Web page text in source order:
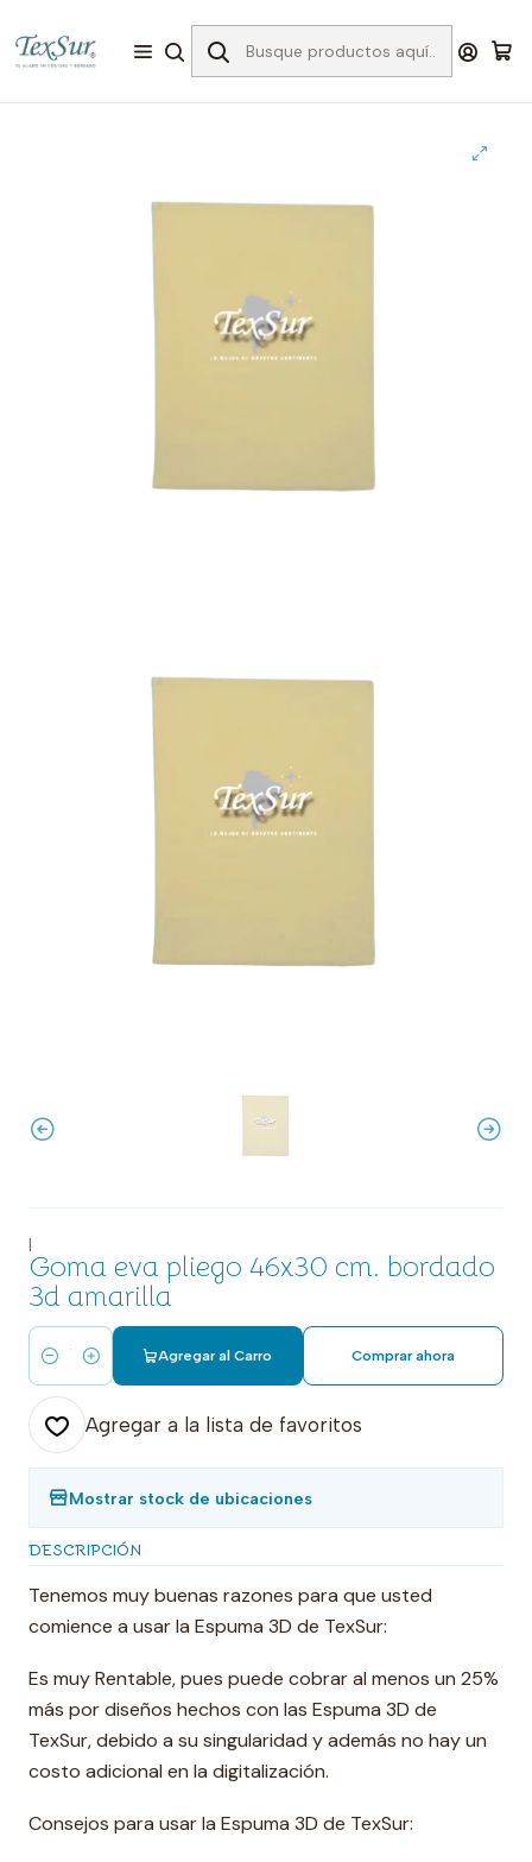
Bordado
Entretelas para el bordado
Entretelas especiales
Goma eva pliego 46x30 cm. bordado 3d amarilla
|
Goma eva pliego 46x30 cm. bordado
3d amarilla
Cantidad
Agregar al Carro Comprar ahora
Agregar a la lista de favoritos
Mostrar stock de ubicaciones
DESCRIPCIÓN
Tenemos muy buenas razones para que usted
comience a usar la Espuma 3D de TexSur:
Es muy Rentable, pues puede cobrar al menos un 25%
más por diseños hechos con las Espuma 3D de
TexSur, debido a su singularidad y además no hay un
costo adicional en la digitalización.
Consejos para usar la Espuma 3D de TexSur: